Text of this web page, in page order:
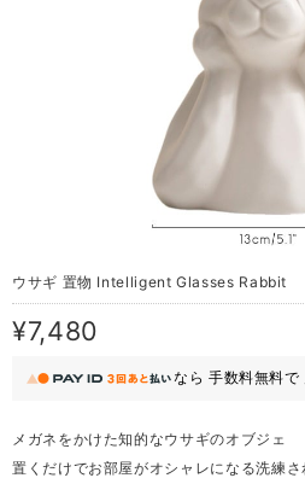
ウサギ 置物 Intelligent Glasses Rabbit
¥7,480
なら 手数料無料で
メガネをかけた知的なウサギのオブジェ
置くだけでお部屋がオシャレになる洗練さ